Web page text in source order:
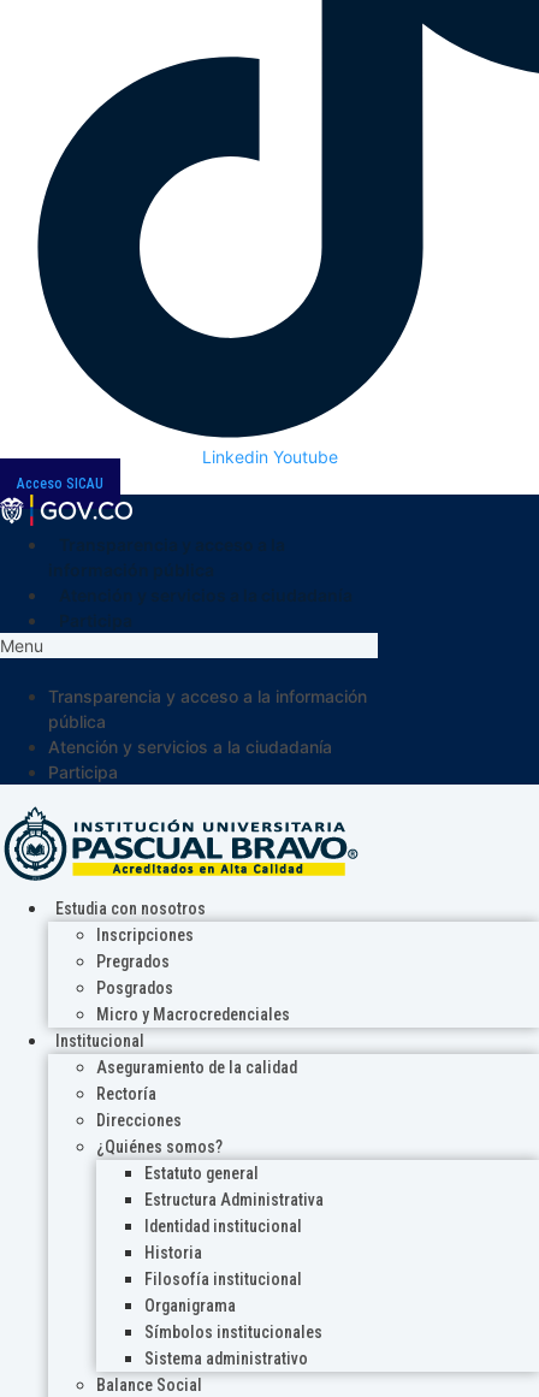
Linkedin Youtube
Acceso SICAU
Menu
Transparencia y acceso a la información
pública
Atención y servicios a la ciudadanía
Participa
Estudia con nosotros
Inscripciones
Pregrados
Posgrados
Micro y Macrocredenciales
Institucional
Aseguramiento de la calidad
Rectoría
Direcciones
¿Quiénes somos?
Estatuto general
Estructura Administrativa
Identidad institucional
Historia
Filosofía institucional
Organigrama
Símbolos institucionales
Sistema administrativo
Balance Social